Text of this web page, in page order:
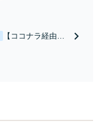
個人再生／任意整
【ココナラ経由で
人事務所です。心